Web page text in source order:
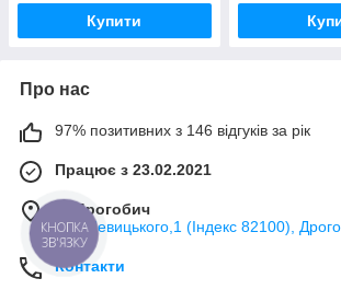
Купити
Про нас
97% позитивних з 146 відгуків за рік
Працює з 23.02.2021
м. Дрогобич
вул. Левицького,1 (Індекс 82100),
Контакти
КНОПКА
ЗВ'ЯЗКУ